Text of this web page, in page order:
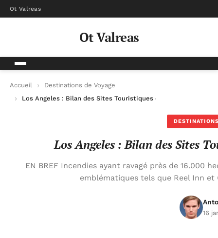
Ot Valreas
Ot Valreas
Accueil
Destinations de Voyage
Los Angeles : Bilan des Sites Touristiques et Culturels
Los Angeles : Bilan des Sites
EN BREF Incendies ayant ravagé près de 16.000
emblématiques tels que Reel Inn
16